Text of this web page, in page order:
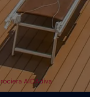
AIDAdiva